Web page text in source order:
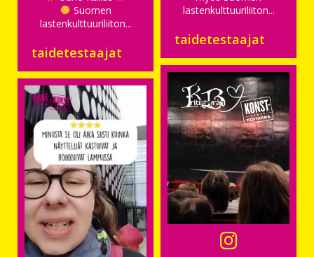
Suomen
lastenkulttuuriliiton...
taidetestaajat
lastenkulttuuriliiton...
taidetestaajat